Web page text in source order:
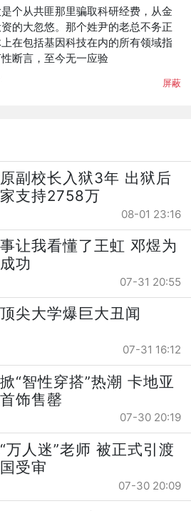
个从共匪那里骗取科研经费，从金
的大忽悠。那个姓尹的老总不务正
在包括基因科技在内的所有领域指
断言，至今无一应验
屏蔽
副校长入狱3年 出狱后
支持2758万
08-01 23:16
让我看懂了王虹 邓煜为
功
07-31 20:55
尖大学爆巨大丑闻
07-31 16:12
“智性穿搭”热潮 卡地亚
饰售罄
07-30 20:19
“万人迷”老师 被正式引渡
受审
07-30 20:09